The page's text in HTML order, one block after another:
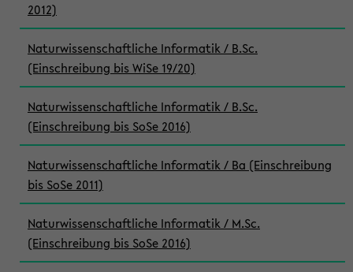
2012)
Naturwissenschaftliche Informatik / B.Sc.
(Einschreibung bis WiSe 19/20)
Naturwissenschaftliche Informatik / B.Sc.
(Einschreibung bis SoSe 2016)
Naturwissenschaftliche Informatik / Ba (Einschreibung
bis SoSe 2011)
Naturwissenschaftliche Informatik / M.Sc.
(Einschreibung bis SoSe 2016)